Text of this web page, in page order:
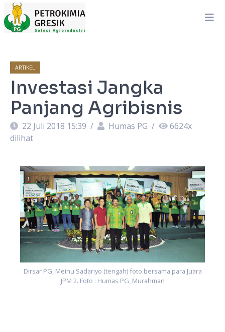
ARTIKEL
Investasi Jangka
Panjang Agribisnis
22 Juli 2018 15:39 / Humas PG / 6624x
dilihat
Dirsar PG, Meinu Sadariyo (tengah) foto bersama para Juara
JPM 2. Foto : Humas PG_Murahman